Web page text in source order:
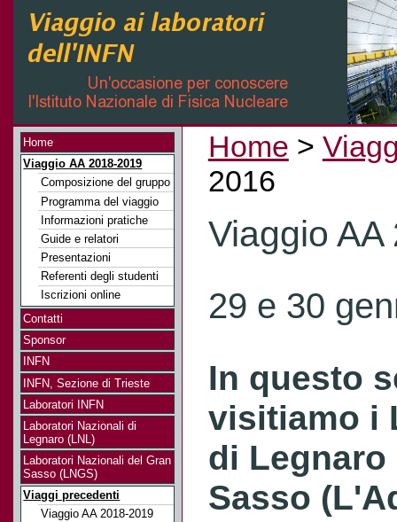
Home >
2016
Viaggio
29 e 30
In questo
visitiamo i
di Legnaro
Sasso
Home
Viaggio AA 2018-2019
Composizione del gruppo
Programma del viaggio
Informazioni pratiche
Guide e relatori
Presentazioni
Referenti degli studenti
Iscrizioni online
Contatti
Sponsor
INFN
INFN, Sezione di Trieste
Laboratori INFN
Laboratori Nazionali di
Legnaro (LNL)
Laboratori Nazionali del Gran
Sasso (LNGS)
Viaggi precedenti
Viaggio AA 2018-2019